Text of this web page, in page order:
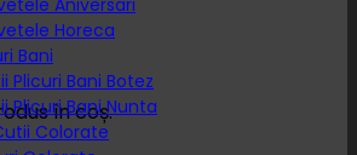
în coș.
Aniversari
Horeca
Bani
Plicuri Bani Botez
Plicuri Bani Nunta
Colorate